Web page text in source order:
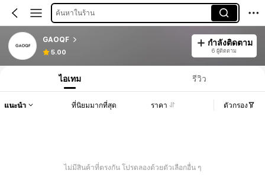
ค้นหาในร้าน
GAOQF
5.00
กำลังติดตาม
6 ผู้ติดตาม
ไอเทม รีวิว
แนะนำ ที่นิยมมากที่สุด ราคา ตัวกรอง
ไม่มีสินค้าที่ตรงกัน โปรดลองด้วยตัวเลือกอื่น ๆ